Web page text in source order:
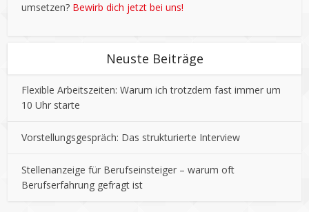
umsetzen? Bewirb dich jetzt bei uns!
Neuste Beiträge
Flexible Arbeitszeiten: Warum ich trotzdem fast immer um
10 Uhr starte
Vorstellungsgespräch: Das strukturierte Interview
Stellenanzeige für Berufseinsteiger – warum oft
Berufserfahrung gefragt ist